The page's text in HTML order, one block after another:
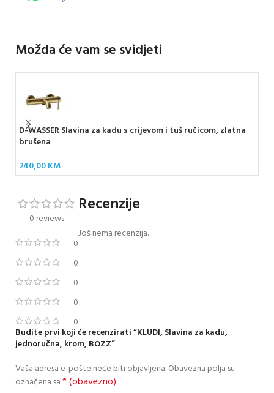
Možda će vam se svidjeti
D-WASSER Slavina za kadu s crijevom i tuš ručicom, zlatna
brušena
240,00KM
0 reviews
0
0
0
0
0
Recenzije
Još nema recenzija.
Budite prvi koji će recenzirati “KLUDI, Slavina za kadu,
jednoručna, krom, BOZZ”
Vaša adresa e-pošte neće biti objavljena.Obavezna polja su
označena sa* (obavezno)